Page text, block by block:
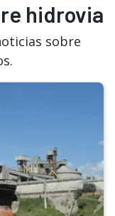
hidrovia
sobre